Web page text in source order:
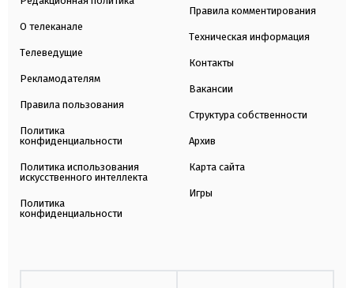
О телеканале
Телеведущие
Рекламодателям
Правила пользования
Политика
конфиденциальности
Политика использования
искусственного интеллекта
Политика
конфиденциальности
Правила комментирования
Техническая информация
Контакты
Вакансии
Структура собственности
Архив
Карта сайта
Игры